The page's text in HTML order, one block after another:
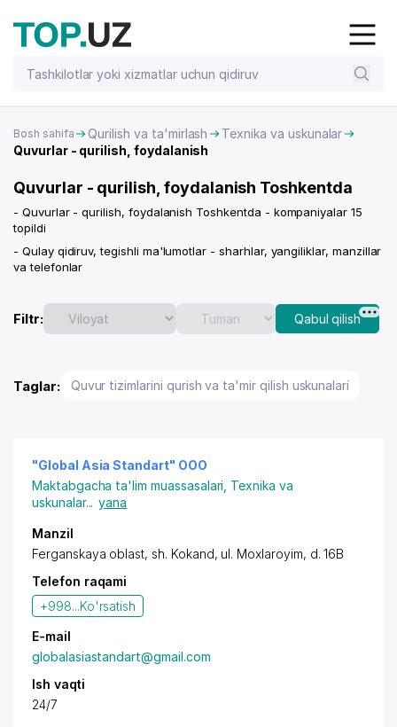
Bosh sahifa Qurilish va ta'mirlash
Texnika va uskunalar
Quvurlar - qurilish, foydalanish
Quvurlar - qurilish, foydalanish Toshkentda
- Quvurlar - qurilish, foydalanish Toshkentda - kompaniyalar 15
topildi
- Qulay qidiruv, tegishli ma'lumotlar - sharhlar, yangiliklar, manzillar
va telefonlar
Filtr: Qabul qilish
Taglar: Quvur tizimlarini qurish va ta'mir qilish uskunalari
"Global Asia Standart" OOO
Maktabgacha ta'lim muassasalari Texnika va
uskunalar... yana
Manzil
Ferganskaya oblast, sh. Kokand, ul. Moxlaroyim, d. 16B
Telefon raqami
+998...Ko'rsatish
E-mail
globalasiastandart@gmail.com
Ish vaqti
24/7